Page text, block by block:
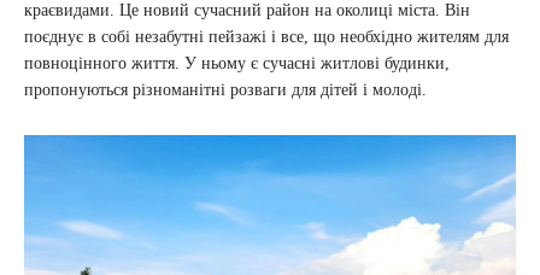
краєвидами. Це новий сучасний район на околиці міста. Він
поєднує в собі незабутні пейзажі і все, що необхідно жителям для
повноцінного життя. У ньому є сучасні житлові будинки,
пропонуються різноманітні розваги для дітей і молоді.